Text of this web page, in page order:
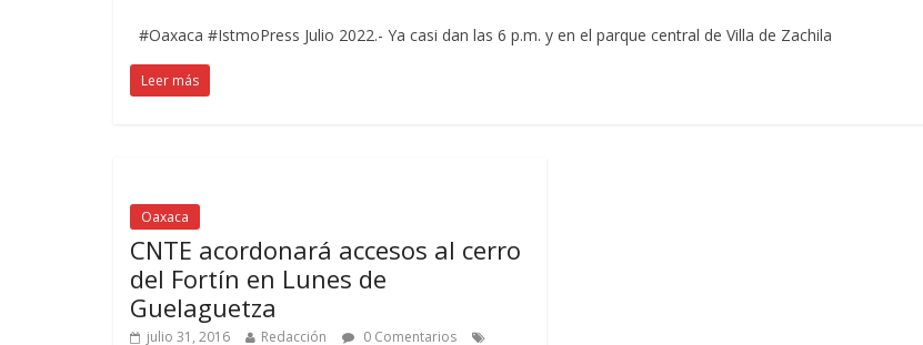
#Oaxaca #IstmoPress Julio 2022.- Ya casi dan las 6 p.m. y en el parque central de Villa de Zachila
Leer más
Oaxaca
CNTE acordonará accesos al cerro
del Fortín en Lunes de
Guelaguetza
julio 31, 2016 Redacción 0 Comentarios